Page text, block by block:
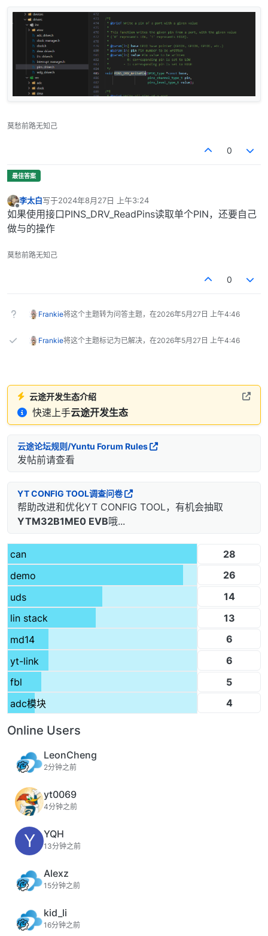
莫愁前路无知己
0
离线
李太白写于2024年8月27日 上午3:24
最后由 编辑
如果使用接口PINS_DRV_ReadPins读取单个PIN，还要自己
做与的操作
莫愁前路无知己
0
Frankie将这个主题转为问答主题，在2026年5月27日 上午4:46
Frankie将这个主题标记为已解决，在2026年5月27日 上午4:46
云途开发生态介绍
快速上手云途开发生态
云途论坛规则/Yuntu Forum Rules
发帖前请查看
YT CONFIG TOOL调查问卷
帮助改进和优化YT CONFIG TOOL，有机会抽取
YTM32B1ME0 EVB哦...
can
28
demo
26
uds
14
lin stack
13
md14
6
yt-link
6
fbl
5
adc模块
4
Online Users
LeonCheng
2分钟之前
yt0069
4分钟之前
Y YQH
13分钟之前
Alexz
15分钟之前
kid_li
16分钟之前